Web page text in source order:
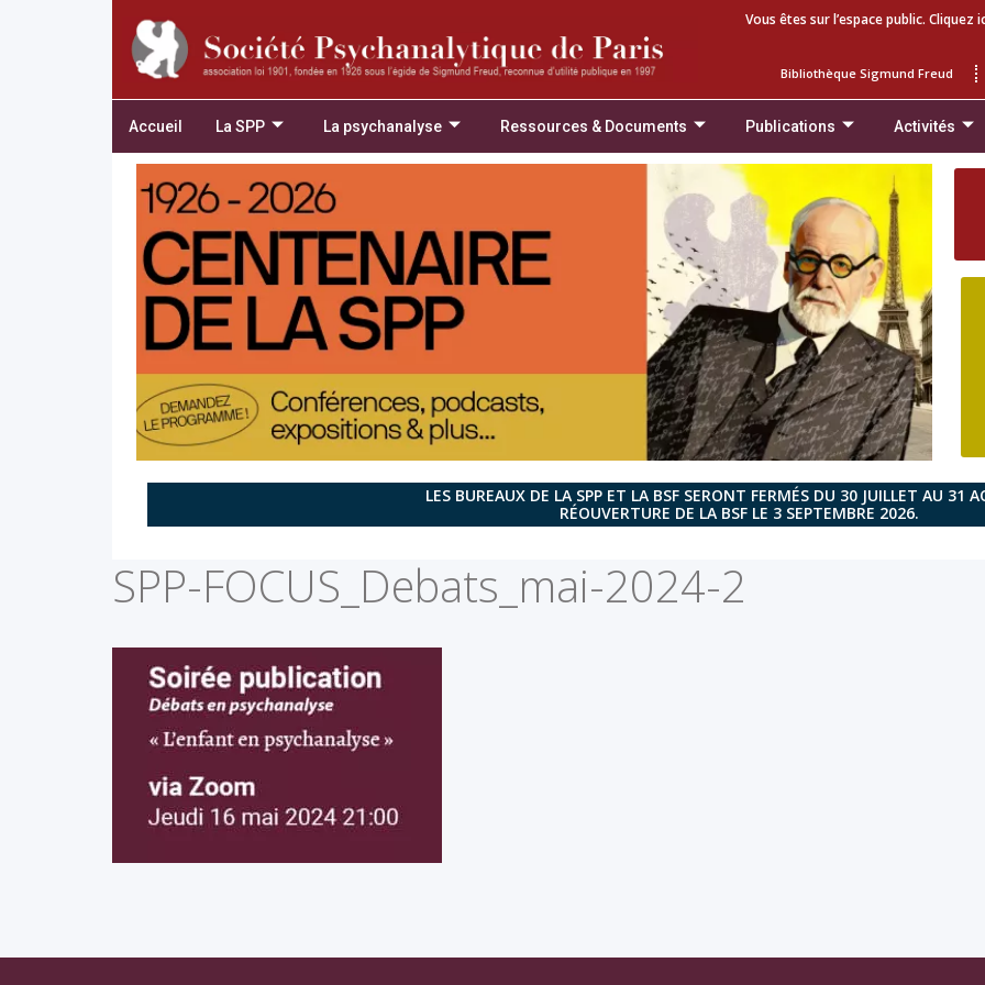
Vous êtes sur l’espace public.
Bibliothèque Sigmund Freud
Accueil La SPP La psychanalyse Ressources & Documents Publications Activités
LES BUREAUX DE LA SPP ET LA BSF SERONT FERMÉS DU 30 JUILLET AU 31
RÉOUVERTURE DE LA BSF LE 3 SEPTEMBRE 2026.
SPP-FOCUS_Debats_mai-2024-2